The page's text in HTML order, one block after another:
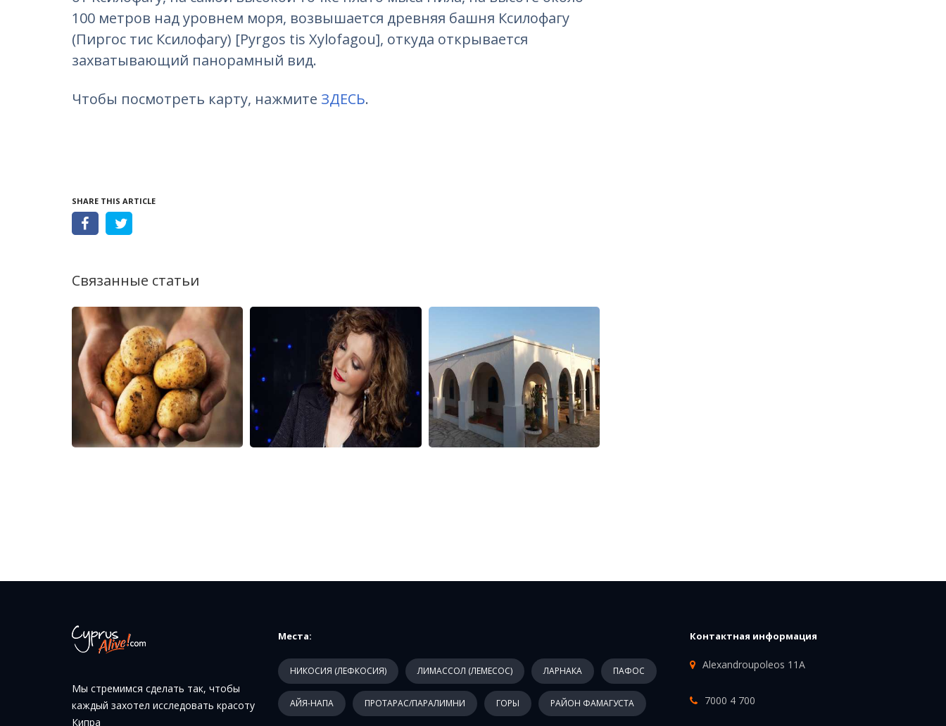
100 метров над уровнем моря, возвышается древняя башня Ксилофагу
(Пиргос тис Ксилофагу) [Pуrgos tis Xylofаgou], откуда открывается
захватывающий панорамный вид.
Чтобы посмотреть карту, нажмите ЗДЕСЬ.
SHARE THIS ARTICLE
Связанные статьи
Мы стремимся сделать так, чтобы
каждый захотел исследовать красоту
Кипра
Места:
НИКОСИЯ (ЛЕФКОСИЯ) ЛИМАССОЛ (ЛЕМЕСОС) ЛАРНАКА ПАФОС
АЙЯ-НАПА ПРОТАРАС/ПАРАЛИМНИ ГОРЫ РАЙОН ФАМАГУСТА
Контактная информация
Alexandroupoleos 11A
7000 4 700